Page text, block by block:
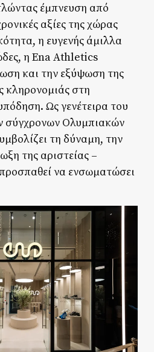
έμπνευση από
αξίες της χώρας
η ευγενής άμιλλα
η Ena Athletics
και την εξύψωση της
κληρονομιάς στη
Ως γενέτειρα του
σύγχρονων Ολυμπιακών
τη δύναμη, την
της αριστείας –
να ενσωματώσει